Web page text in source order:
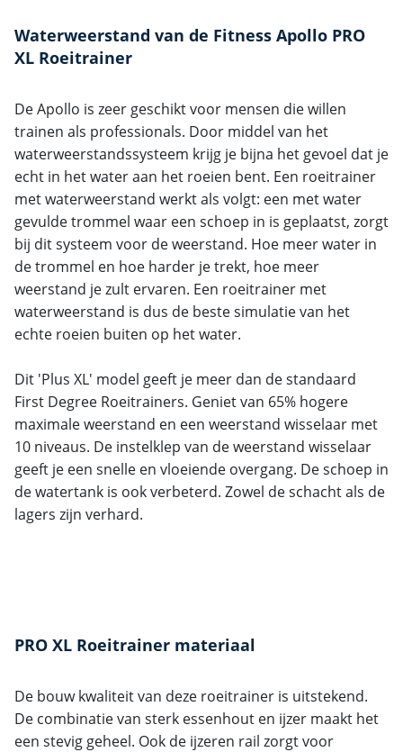
Waterweerstand van de Fitness Apollo PRO
XL Roeitrainer
De Apollo is zeer geschikt voor mensen die willen
trainen als professionals. Door middel van het
waterweerstandssysteem krijg je bijna het gevoel dat je
echt in het water aan het roeien bent. Een roeitrainer
met waterweerstand werkt als volgt: een met water
gevulde trommel waar een schoep in is geplaatst, zorgt
bij dit systeem voor de weerstand. Hoe meer water in
de trommel en hoe harder je trekt, hoe meer
weerstand je zult ervaren. Een roeitrainer met
waterweerstand is dus de beste simulatie van het
echte roeien buiten op het water.
Dit 'Plus XL' model geeft je meer dan de standaard
First Degree Roeitrainers. Geniet van 65% hogere
maximale weerstand en een weerstand wisselaar met
10 niveaus. De instelklep van de weerstand wisselaar
geeft je een snelle en vloeiende overgang. De schoep in
de watertank is ook verbeterd. Zowel de schacht als de
lagers zijn verhard.
PRO XL Roeitrainer materiaal
De bouw kwaliteit van deze roeitrainer is uitstekend.
De combinatie van sterk essenhout en ijzer maakt het
een stevig geheel. Ook de ijzeren rail zorgt voor